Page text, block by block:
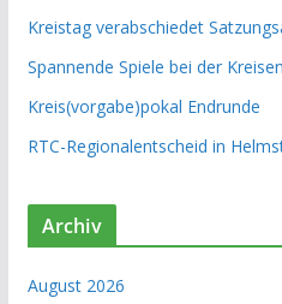
Kreistag verabschiedet
Spannende Spiele bei der
Kreis(vorgabe)pokal Endrunde
RTC-Regionalentscheid in
Archiv
August 2026